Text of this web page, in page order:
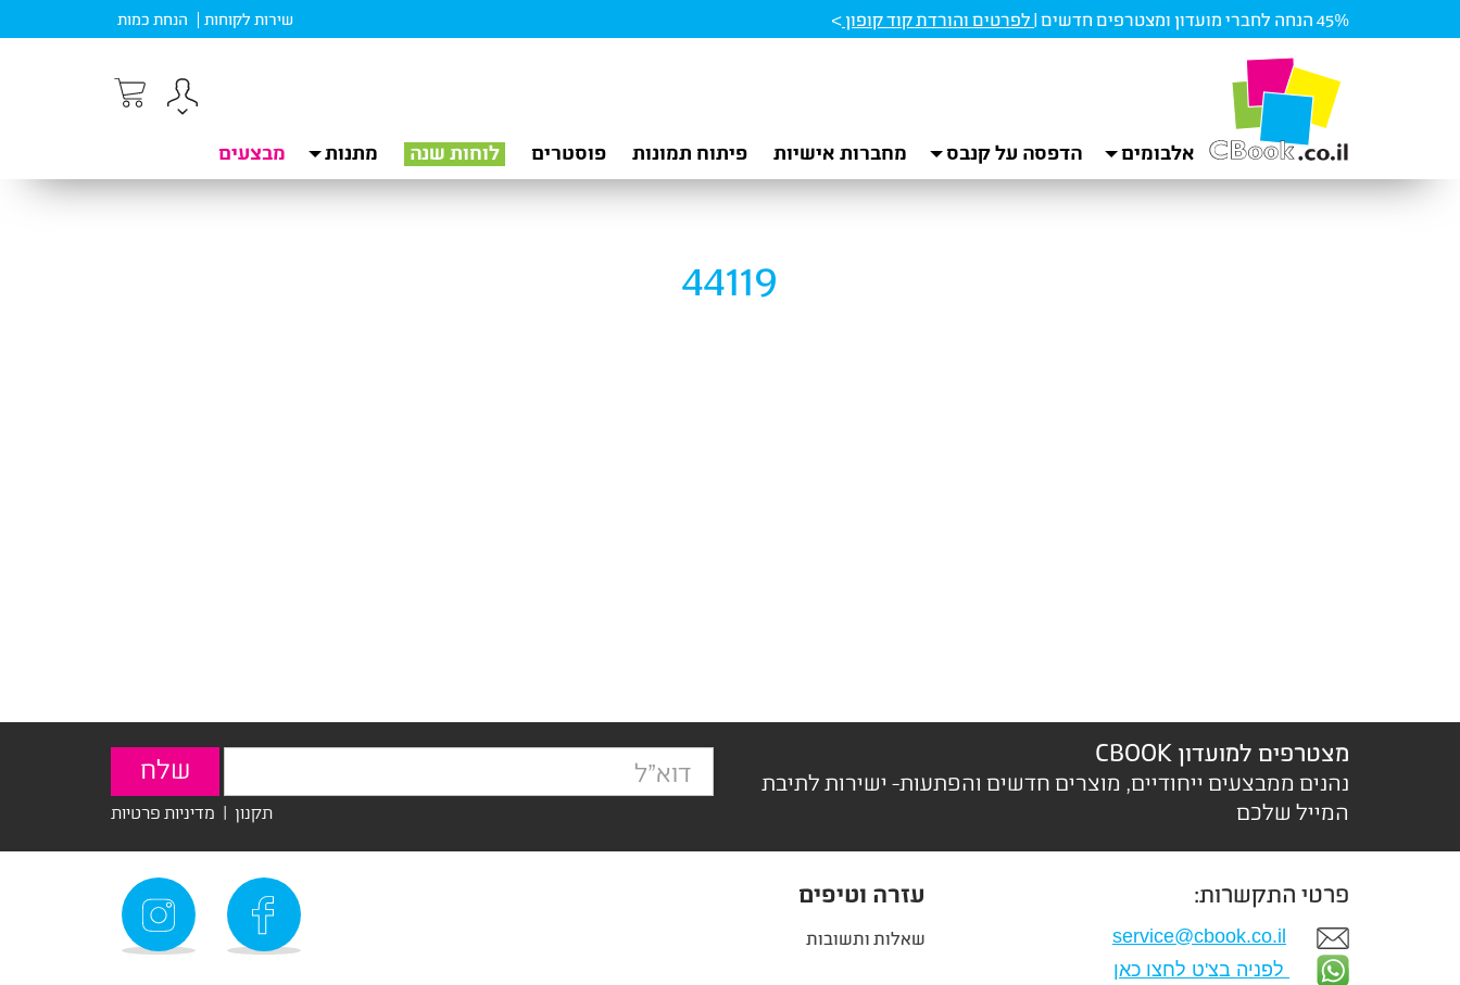
45% הנחה לחברי מועדון ומצטרפים חדשים | לפרטים והורדת קוד קופון> שירות לקוחות הנחת כמות
אלבומים הדפסה על קנבס מחברות אישיות פיתוח תמונות פוסטרים לוחות שנה מתנות מבצעים
44119
מצטרפים למועדון CBOOK
נהנים ממבצעים ייחודיים, מוצרים חדשים והפתעות- ישירות לתיבת
המייל שלכם
תקנון | מדיניות פרטיות
פרטי התקשרות:
service@cbook.co.il
לפניה בצ'ט לחצו כאן
עזרה וטיפים
שאלות ותשובות